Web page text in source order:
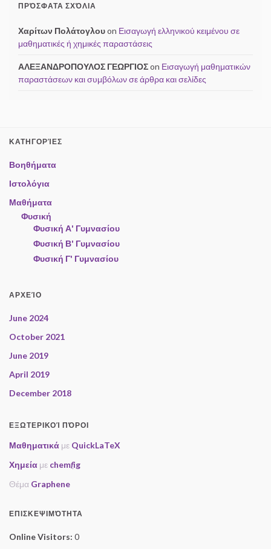
ΠΡΌΣΦΑΤΑ ΣΧΌΛΙΑ
Χαρίτων Πολάτογλουon Εισαγωγή ελληνικού κειμένου σε
μαθηματικές ή χημικές παραστάσεις
ΑΛΕΞΑΝΔΡΟΠΟΥΛΟΣ ΓΕΩΡΓΙΟΣon Εισαγωγή μαθηματικών
παραστάσεων και συμβόλων σε άρθρα και σελίδες
ΚΑΤΗΓΟΡΊΕΣ
Βοηθήματα
Ιστολόγια
Μαθήματα
Φυσική
Φυσική Α' Γυμνασίου
Φυσική Β' Γυμνασίου
Φυσική Γ' Γυμνασίου
ΑΡΧΕΊΟ
June 2024
October 2021
June 2019
April 2019
December 2018
ΕΞΩΤΕΡΙΚΟΊ ΠΌΡΟΙ
Μαθηματικά με QuickLaTeX
Χημεία με chemfig
Θέμα Graphene
ΕΠΙΣΚΕΨΙΜΌΤΗΤΑ
Online Visitors: 0